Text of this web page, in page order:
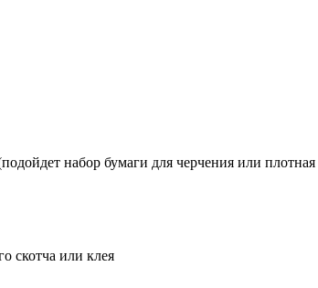
набор бумаги для черчения или
скотча или клея